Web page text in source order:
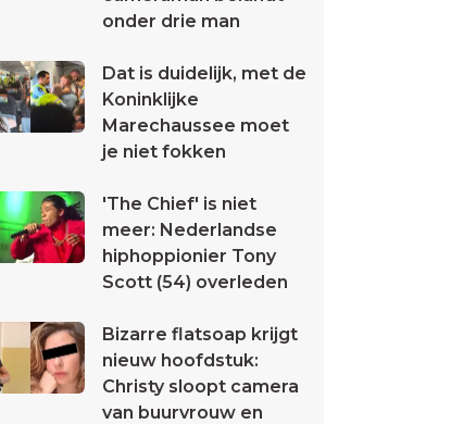
onder drie man
Dat is duidelijk, met de
Koninklijke
Marechaussee moet
je niet fokken
'The Chief' is niet
meer: Nederlandse
hiphoppionier Tony
Scott (54) overleden
Bizarre flatsoap krijgt
nieuw hoofdstuk:
Christy sloopt camera
van buurvrouw en